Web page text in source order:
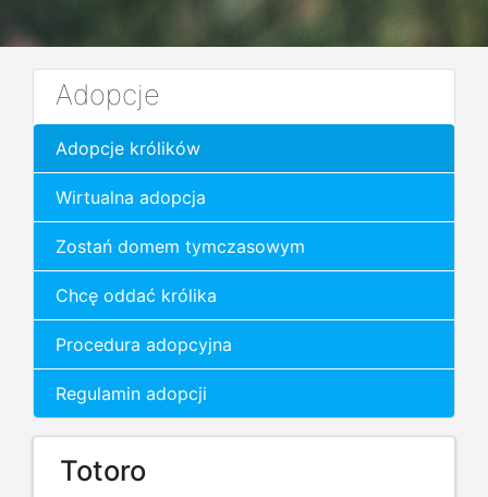
Adopcje
Adopcje królików
Wirtualna adopcja
Zostań domem tymczasowym
Chcę oddać królika
Procedura adopcyjna
Regulamin adopcji
Totoro